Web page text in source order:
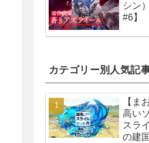
シン
#6】
カテゴリー別人気記
【ま
高い
スラ
の建